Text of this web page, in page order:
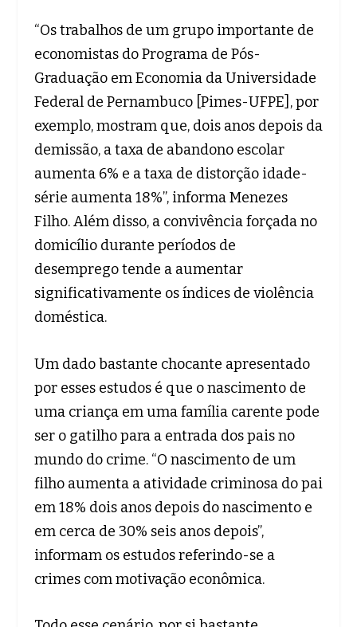
“Os trabalhos de um grupo importante de
economistas do Programa de Pós-
Graduação em Economia da Universidade
Federal de Pernambuco [Pimes-UFPE], por
exemplo, mostram que, dois anos depois da
demissão, a taxa de abandono escolar
aumenta 6% e a taxa de distorção idade-
série aumenta 18%”, informa Menezes
Filho. Além disso, a convivência forçada no
domicílio durante períodos de
desemprego tende a aumentar
significativamente os índices de violência
doméstica.
Um dado bastante chocante apresentado
por esses estudos é que o nascimento de
uma criança em uma família carente pode
ser o gatilho para a entrada dos pais no
mundo do crime. “O nascimento de um
filho aumenta a atividade criminosa do pai
em 18% dois anos depois do nascimento e
em cerca de 30% seis anos depois”,
informam os estudos referindo-se a
crimes com motivação econômica.